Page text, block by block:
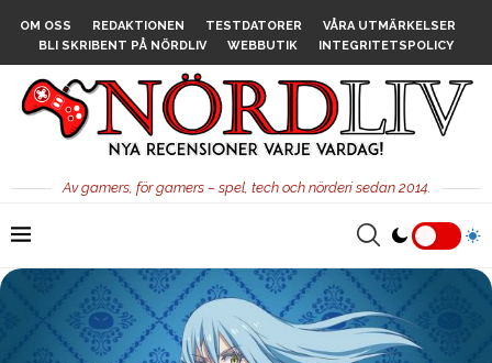
OM OSS REDAKTIONEN TESTDATORER
VÅRA UTMÄRKELSER
BLI SKRIBENT PÅ NÖRDLIV
WEBBUTIK INTEGRITETSPOLICY
Av gamers, för gamers – spel, tech och nörderi sedan 2014.